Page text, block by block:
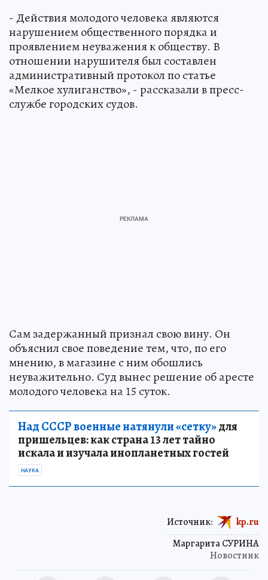
- Действия молодого человека являются
нарушением общественного порядка и
проявлением неуважения к обществу. В
отношении нарушителя был составлен
административный протокол по статье
«Мелкое хулиганство», - рассказали в пресс-
службе городских судов.
Сам задержанный признал свою вину. Он
объяснил свое поведение тем, что, по его
мнению, в магазине с ним обошлись
неуважительно. Суд вынес решение об аресте
молодого человека на 15 суток.
Над СССР военные натянули «сетку»для
пришельцев: как страна 13 лет тайно
искала и изучала инопланетных гостей
НАУКА
Маргарита СУРИНА
Новостник
Источник: kp.ru